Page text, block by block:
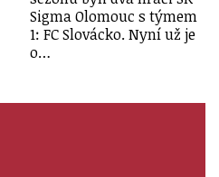
Sigma Olomouc s týmem
1: FC Slovácko. Nyní už je
o…